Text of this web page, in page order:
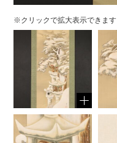
※クリックで拡大表示できます